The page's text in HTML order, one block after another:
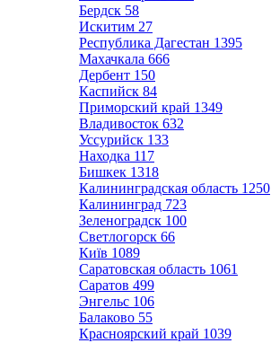
Бердск 58
Искитим 27
Республика Дагестан 1395
Махачкала 666
Дербент 150
Каспийск 84
Приморский край 1349
Владивосток 632
Уссурийск 133
Находка 117
Бишкек 1318
Калининградская область 1250
Калининград 723
Зеленоградск 100
Светлогорск 66
Київ 1089
Саратовская область 1061
Саратов 499
Энгельс 106
Балаково 55
Красноярский край 1039